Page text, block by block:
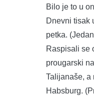
Bilo je to u
Dnevni tisak
petka.
Raspisali se
prougarski
Talijanaše, a
Habsburg.